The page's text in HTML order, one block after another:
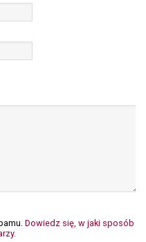
Dowiedz się, w jaki sposób